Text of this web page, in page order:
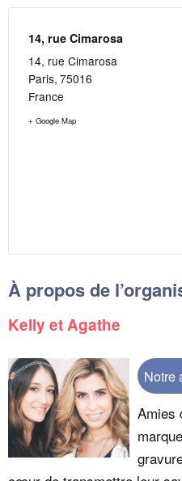
14, rue Cimarosa
14, rue Cimarosa
Paris, 75016
France
+ Google Map
À propos de
Kelly et Agathe
Notre
Amies